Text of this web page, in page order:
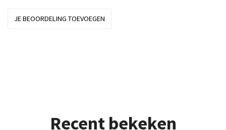
JE BEOORDELING TOEVOEGEN
Recent bekeken